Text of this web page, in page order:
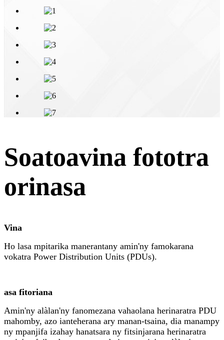
Soatoavina fototra
orinasa
Vina
Ho lasa mpitarika manerantany amin'ny famokarana
vokatra Power Distribution Units (PDUs).
asa fitoriana
Amin'ny alàlan'ny fanomezana vahaolana herinaratra PDU
mahomby, azo ianteherana ary manan-tsaina, dia manampy
ny mpanjifa izahay hanatsara ny fitsinjarana herinaratra